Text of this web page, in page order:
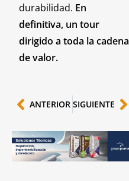
durabilidad. En
definitiva, un tour
dirigido a toda la cadena
de valor.
ANTERIOR SIGUIENTE